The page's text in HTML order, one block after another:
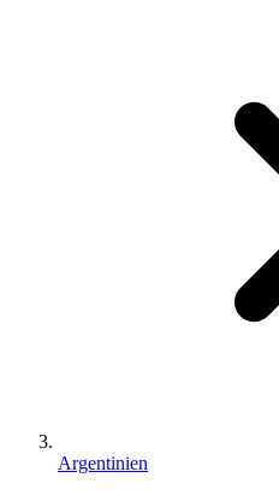
Argentinien